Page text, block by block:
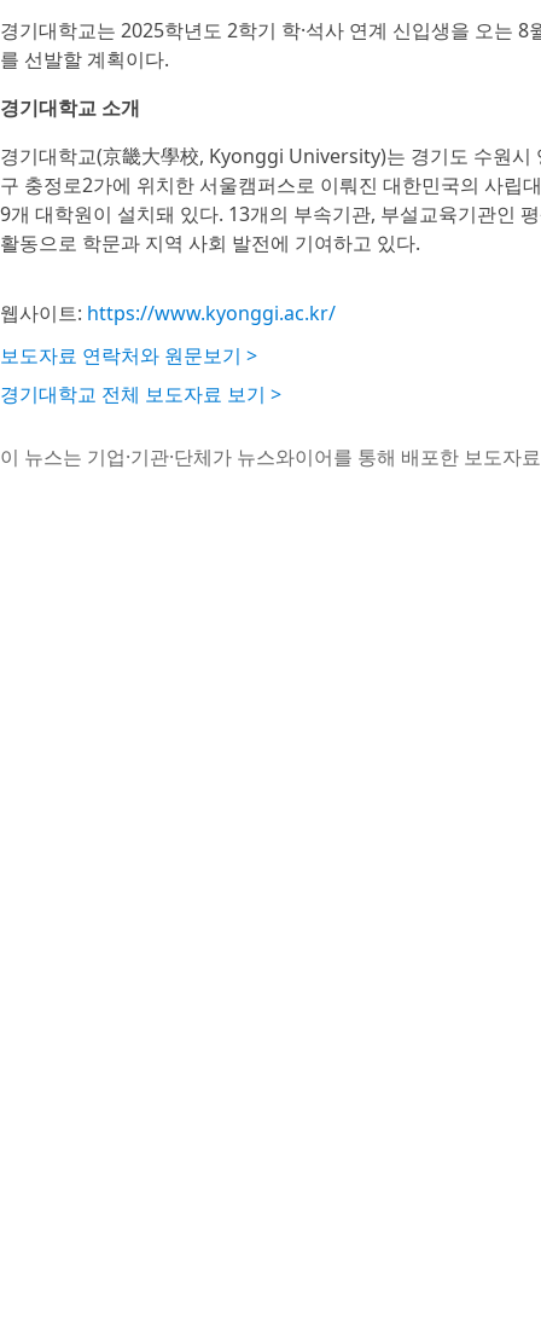
경기대학교는 2025학년도 2학기 학·석사 연계 신입생을 오는
를 선발할 계획이다.
경기대학교 소개
경기대학교(京畿大學校, Kyonggi University)는 경기도 수원
구 충정로2가에 위치한 서울캠퍼스로 이뤄진 대한민국의 사립
9개 대학원이 설치돼 있다. 13개의 부속기관, 부설교육기관인
활동으로 학문과 지역 사회 발전에 기여하고 있다.
웹사이트: https://www.kyonggi.ac.kr/
보도자료 연락처와 원문보기 >
경기대학교 전체 보도자료 보기 >
이 뉴스는 기업·기관·단체가 뉴스와이어를 통해 배포한 보도자